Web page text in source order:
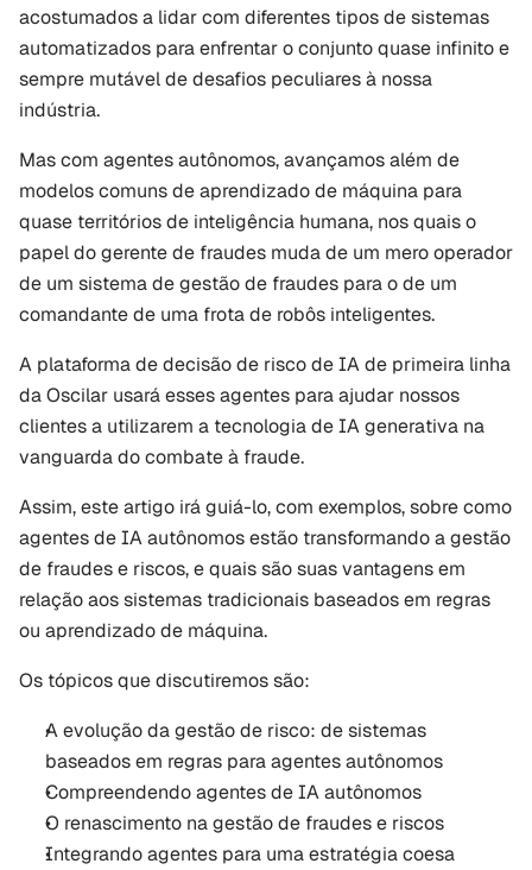
acostumados a lidar com diferentes tipos de sistemas
automatizados para enfrentar o conjunto quase infinito e
sempre mutável de desafios peculiares à nossa
indústria.
Mas com agentes autônomos, avançamos além de
modelos comuns de aprendizado de máquina para
quase territórios de inteligência humana, nos quais o
papel do gerente de fraudes muda de um mero operador
de um sistema de gestão de fraudes para o de um
comandante de uma frota de robôs inteligentes.
A plataforma de decisão de risco de IA de primeira linha
da Oscilar usará esses agentes para ajudar nossos
clientes a utilizarem a tecnologia de IA generativa na
vanguarda do combate à fraude.
Assim, este artigo irá guiá-lo, com exemplos, sobre como
agentes de IA autônomos estão transformando a gestão
de fraudes e riscos, e quais são suas vantagens em
relação aos sistemas tradicionais baseados em regras
ou aprendizado de máquina.
Os tópicos que discutiremos são:
A evolução da gestão de risco: de sistemas
baseados em regras para agentes autônomos
Compreendendo agentes de IA autônomos
O renascimento na gestão de fraudes e riscos
Integrando agentes para uma estratégia coesa